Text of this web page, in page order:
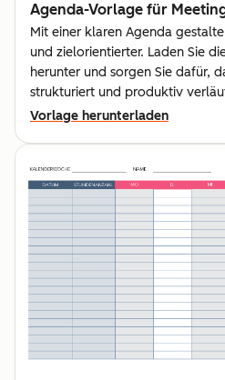
Agenda-Vorlage für
Mit einer klaren Agenda
und zielorientierter. Laden Sie
herunter und sorgen Sie dafür,
strukturiert und produktiv
Vorlage herunterladen